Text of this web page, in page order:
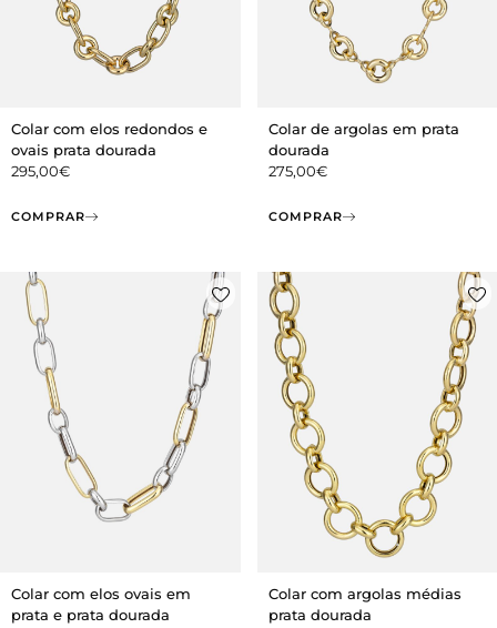
Colar com elos redondos e
ovais prata dourada
295,00€
COMPRAR
Colar de argolas em prata
dourada
275,00€
COMPRAR
Colar com elos ovais em
prata e prata dourada
Colar com argolas médias
prata dourada